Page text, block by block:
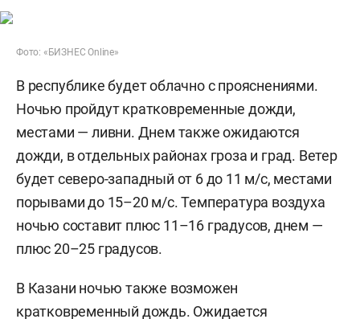
Фото: «БИЗНЕС Online»
В республике будет облачно с прояснениями.
Ночью пройдут кратковременные дожди,
местами — ливни. Днем также ожидаются
дожди, в отдельных районах гроза и град. Ветер
будет северо-западный от 6 до 11 м/с, местами
порывами до 15–20 м/с. Температура воздуха
ночью составит плюс 11–16 градусов, днем —
плюс 20–25 градусов.
В Казани ночью также возможен
кратковременный дождь. Ожидается